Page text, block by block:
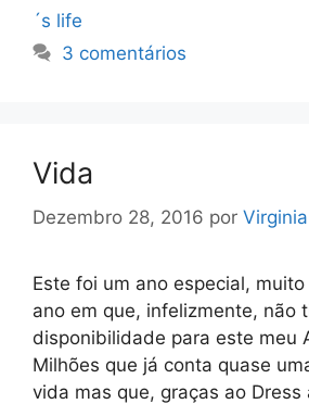
´s life
3 comentários
Vida
Dezembro 28, 2016 por Virginia
Este foi um ano especial,
ano em que, infelizmente, não
disponibilidade para este meu
Milhões que já conta quase
vida mas que, graças ao Dress